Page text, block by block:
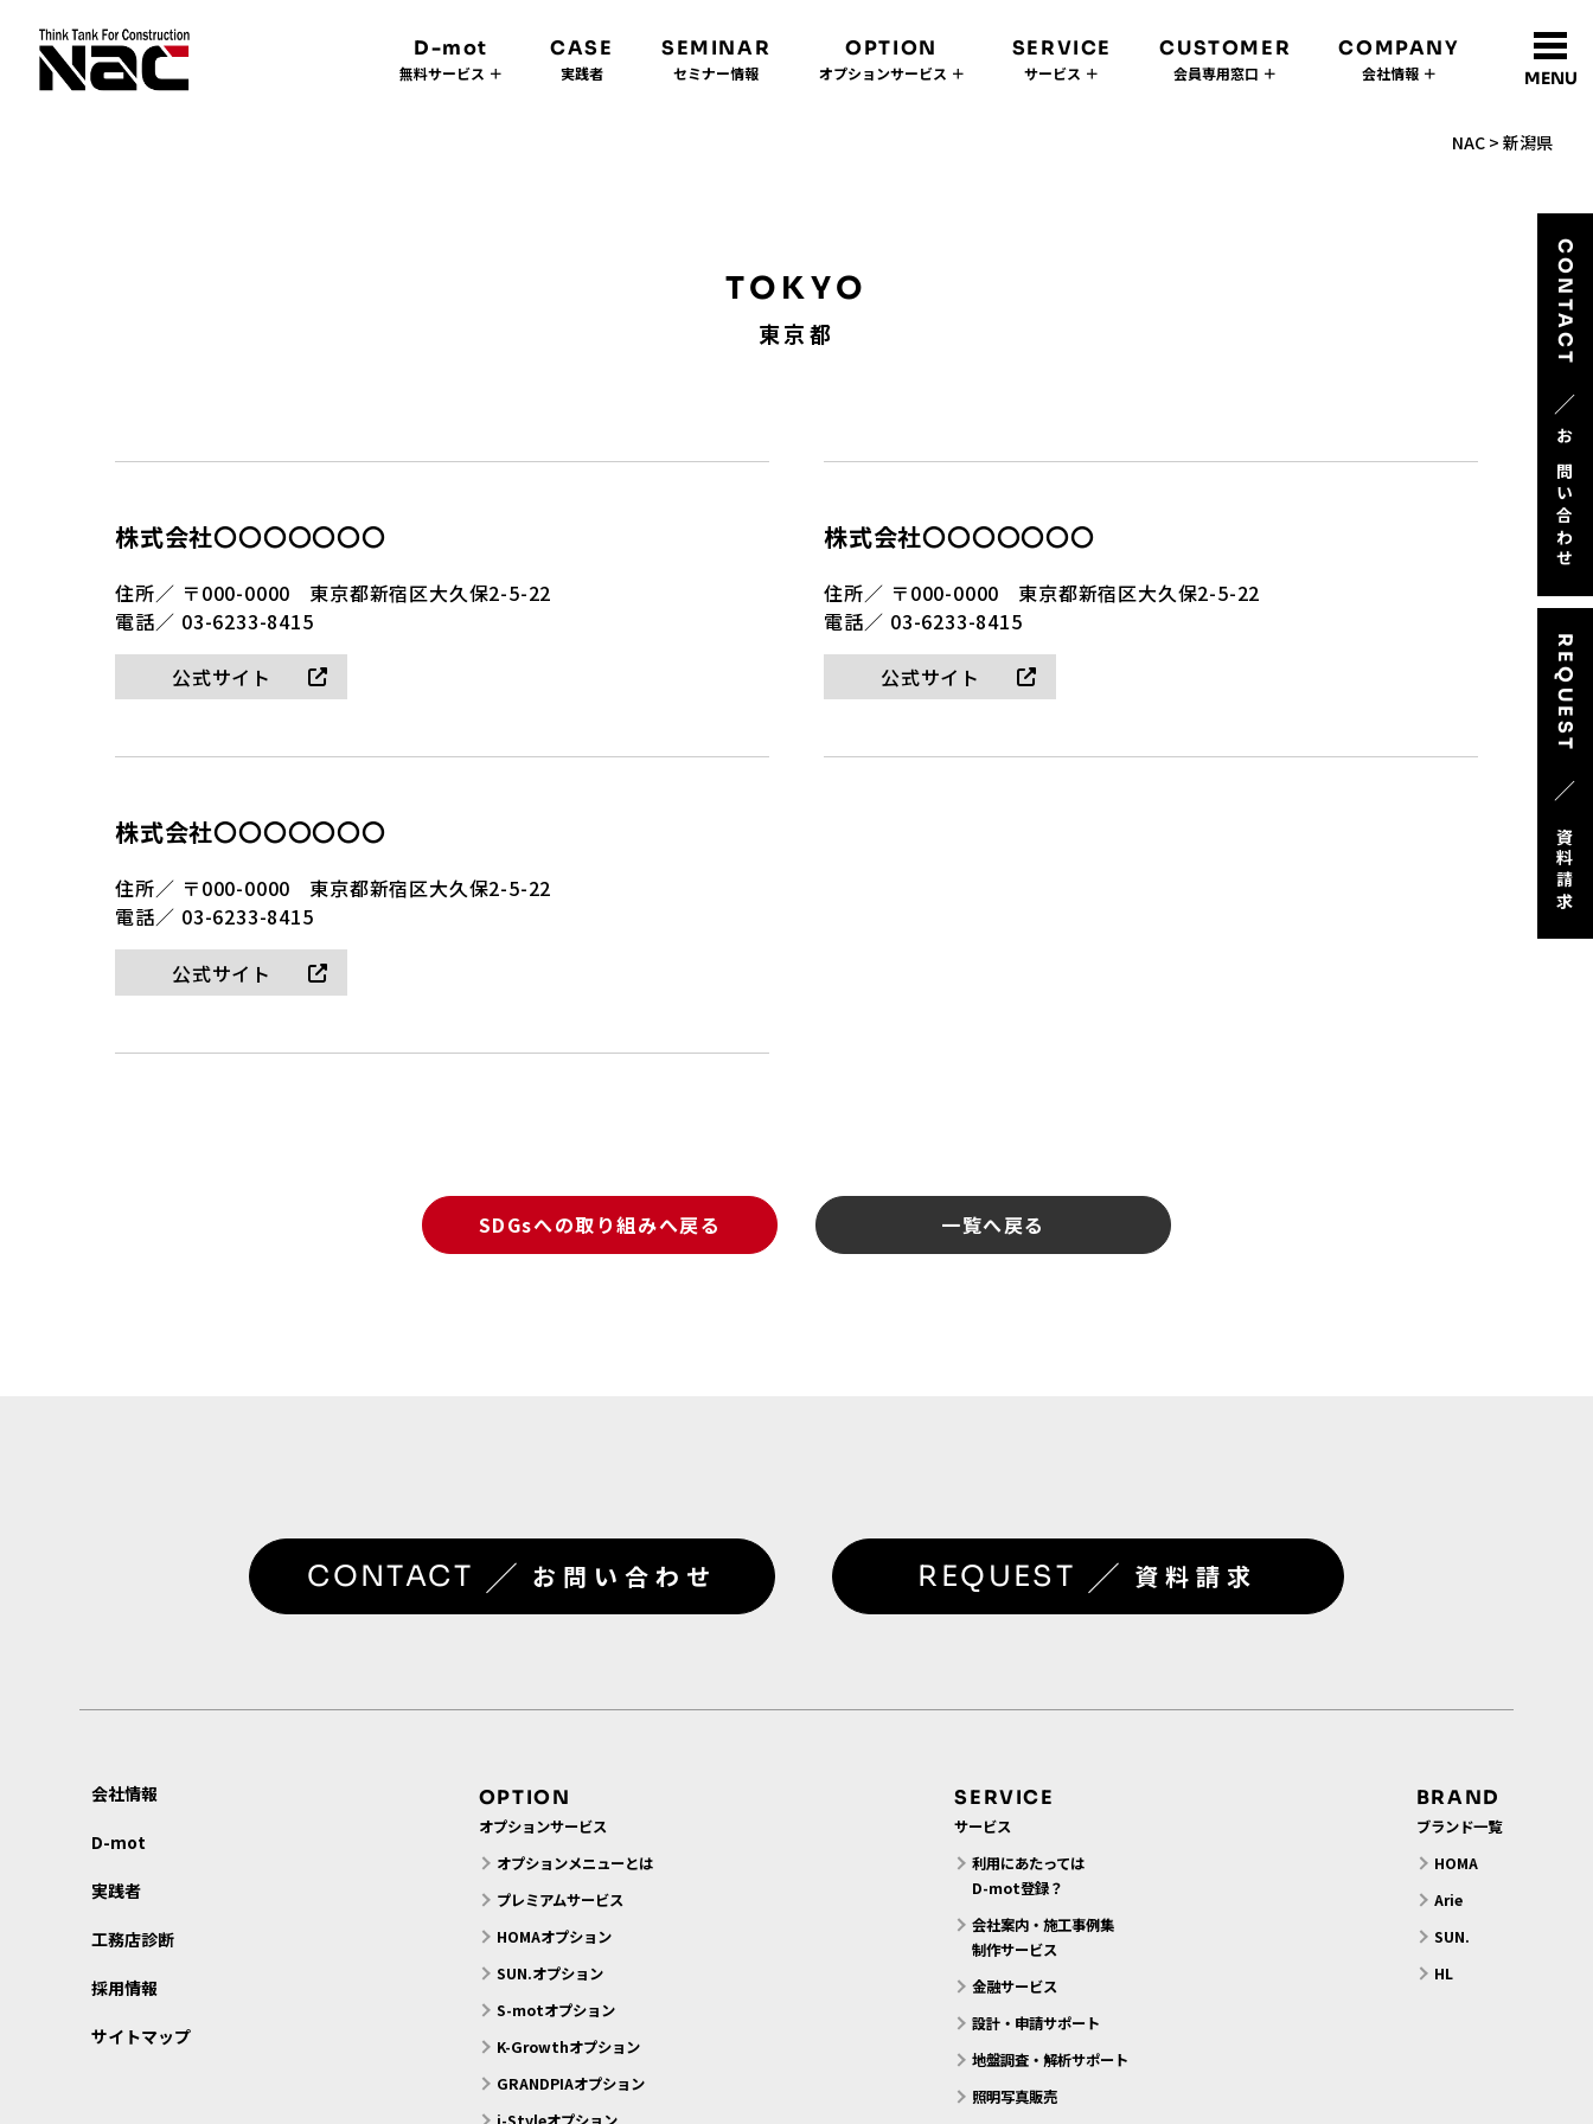
D-mot
無料サービス ＋
CASE
実践者
SEMINAR
セミナー情報
OPTION
オプションサービス ＋
SERVICE
サービス ＋
CUSTOMER
会員専用窓口 ＋
COMPANY
会社情報 ＋ MENU
CONTACT
／
お問い合わせ
REQUEST
／
資料請求
NAC >新潟県
TOKYO
東京都
株式会社〇〇〇〇〇〇〇
住所／ 〒000-0000
東京都新宿区大久保2-5-22
電話／ 03-6233-8415
公式サイト
株式会社〇〇〇〇〇〇〇
住所／ 〒000-0000
東京都新宿区大久保2-5-22
電話／ 03-6233-8415
公式サイト
株式会社〇〇〇〇〇〇〇
住所／ 〒000-0000
東京都新宿区大久保2-5-22
電話／ 03-6233-8415
公式サイト
SDGsへの取り組みへ戻る 一覧へ戻る
CONTACT ／ お問い合わせ REQUEST ／ 資料請求
会社情報
D-mot
実践者
工務店診断
採用情報
サイトマップ
OPTION
オプションサービス
オプションメニューとは
プレミアムサービス
HOMAオプション
SUN.オプション
S-motオプション
K-Growthオプション
GRANDPIAオプション
SERVICE
サービス
利用にあたっては
D-mot登録？
会社案内・施工事例集
制作サービス
金融サービス
設計・申請サポート
地盤調査・解析サポート
照明写真販売
BRAND
ブランド一覧
HOMA
Arie
SUN.
HL